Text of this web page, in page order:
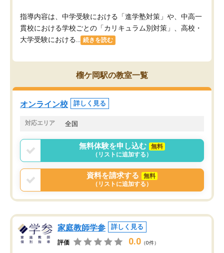
指導内容は、中学受験における「進学塾対策」や、中高一
貫校における学校ごとの「カリキュラム別対策」、高校・
大学受験における...
続きを読む
榴ケ岡駅の教室一覧
オンライン校 詳しく見る
対応エリア 全国
無料体験を申し込む
無料
（リストに追加する）
資料を請求する
無料
（リストに追加する）
家庭教師学参 詳しく見る
評価 0.0 （0件）